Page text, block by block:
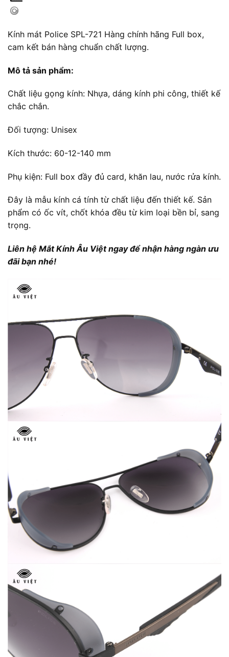
Kính mát Police SPL-721 Hàng chính hãng Full box,
cam kết bán hàng chuẩn chất lượng.
Mô tả sản phẩm:
Chất liệu gọng kính: Nhựa, dáng kính phi công, thiết kế
chắc chắn.
Đối tượng: Unisex
Kích thước: 60-12-140 mm
Phụ kiện: Full box đầy đủ card, khăn lau, nước rửa kính.
Đây là mẫu kính cá tính từ chất liệu đến thiết kế. Sản
phẩm có ốc vít, chốt khóa đều từ kim loại bền bỉ, sang
trọng.
Liên hệ Mắt Kính Âu Việt ngay để nhận hàng ngàn ưu
đãi bạn nhé!